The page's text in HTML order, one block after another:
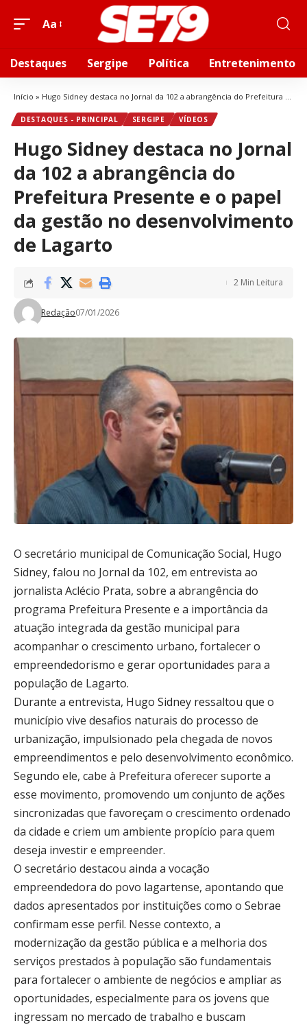
Aa
Destaques Sergipe Política Entretenimento
Início » Hugo Sidney destaca no Jornal da 102 a abrangência do Prefeitura Presente e o papel da gestão no desenvolvimento de Lagarto
DESTAQUES - PRINCIPAL SERGIPE VÍDEOS
Hugo Sidney destaca no Jornal
da 102 a abrangência do
Prefeitura Presente e o papel
da gestão no desenvolvimento
de Lagarto
Redação07/01/2026
2 Min Leitura
O secretário municipal de Comunicação Social, Hugo
Sidney, falou no Jornal da 102, em entrevista ao
jornalista Aclécio Prata, sobre a abrangência do
programa Prefeitura Presente e a importância da
atuação integrada da gestão municipal para
acompanhar o crescimento urbano, fortalecer o
empreendedorismo e gerar oportunidades para a
população de Lagarto.
Durante a entrevista, Hugo Sidney ressaltou que o
município vive desafios naturais do processo de
urbanização, impulsionado pela chegada de novos
empreendimentos e pelo desenvolvimento econômico.
Segundo ele, cabe à Prefeitura oferecer suporte a
esse movimento, promovendo um conjunto de ações
sincronizadas que favoreçam o crescimento ordenado
da cidade e criem um ambiente propício para quem
deseja investir e empreender.
O secretário destacou ainda a vocação
empreendedora do povo lagartense, apontando que
dados apresentados por instituições como o Sebrae
confirmam esse perfil. Nesse contexto, a
modernização da gestão pública e a melhoria dos
serviços prestados à população são fundamentais
para fortalecer o ambiente de negócios e ampliar as
oportunidades, especialmente para os jovens que
ingressam no mercado de trabalho e buscam